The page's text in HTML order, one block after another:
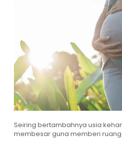
Seiring bertambahnya usia
membesar guna memberi